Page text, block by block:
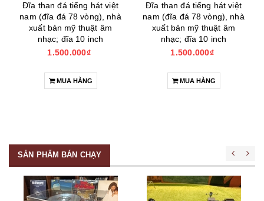
Đĩa than đá tiếng hát việt
nam (đĩa đá 78 vòng), nhà
xuất bản mỹ thuật âm
nhạc; đĩa 10 inch
1.500.000₫
MUA HÀNG
Đĩa than đá tiếng hát việt
nam (đĩa đá 78 vòng), nhà
xuất bản mỹ thuật âm
nhạc; đĩa 10 inch
1.500.000₫
MUA HÀNG
SẢN PHẨM BÁN CHẠY